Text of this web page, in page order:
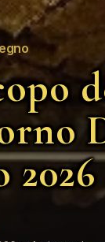
2026